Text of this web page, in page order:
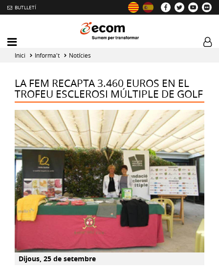
BUTLLETÍ
Mobile
menu
toggler
Inici Informa't Notícies
LA FEM RECAPTA 3.460 EUROS EN EL
TROFEU ESCLEROSI MÚLTIPLE DE GOLF
Dijous, 25 de setembre